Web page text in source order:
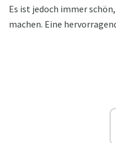
Es ist jedoch immer
machen. Eine